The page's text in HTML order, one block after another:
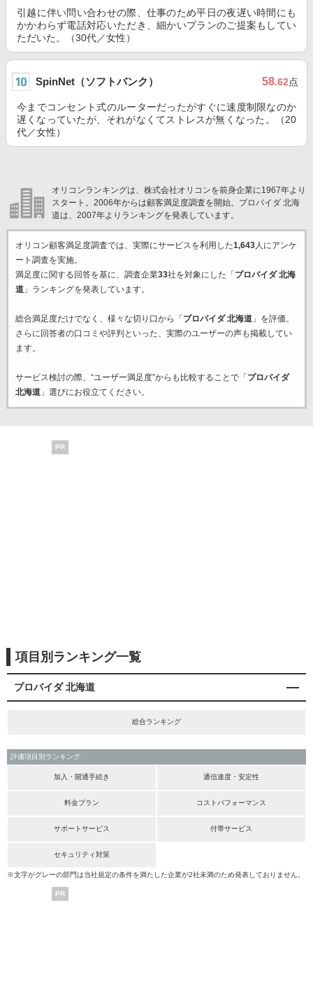
引越に伴い問い合わせの際、仕事のため平日の夜遅い時間にも
かかわらず電話対応いただき、細かいプランのご提案もしてい
ただいた。（30代／女性）
SpinNet（ソフトバンク） 58.62点
今までコンセント式のルーターだったがすぐに速度制限なのか
遅くなっていたが、それがなくてストレスが無くなった。（20
代／女性）
オリコンランキングは、株式会社オリコンを前身企業に1967年より
スタート。2006年からは顧客満足度調査を開始。プロバイダ 北海
道は、2007年よりランキングを発表しています。
オリコン顧客満足度調査では、実際にサービスを利用した1,643人にアンケ
ート調査を実施。
満足度に関する回答を基に、調査企業33社を対象にした「 プロバイダ 北海
道」ランキングを発表しています。
総合満足度だけでなく、様々な切り口から「 プロバイダ 北海道」を評価。
さらに回答者の口コミや評判といった、実際のユーザーの声も掲載してい
ます。
サービス検討の際、“ユーザー満足度”からも比較することで「 プロバイダ
北海道」選びにお役立てください。
PR
項目別ランキング一覧
プロバイダ 北海道
総合ランキング
評価項目別ランキング
加入・開通手続き 通信速度・安定性
料金プラン コストパフォーマンス
サポートサービス 付帯サービス
セキュリティ対策
※文字がグレーの部門は当社規定の条件を満たした企業が2社未満のため発表しておりません。
PR